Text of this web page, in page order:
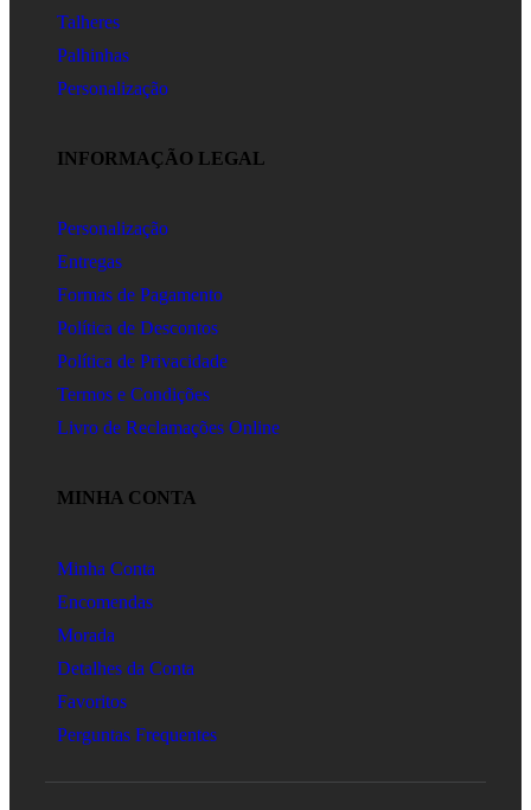
Talheres
Palhinhas
Personalização
INFORMAÇÃO LEGAL
Personalização
Entregas
Formas de Pagamento
Política de Descontos
Política de Privacidade
Termos e Condições
Livro de Reclamações Online
MINHA CONTA
Minha Conta
Encomendas
Morada
Detalhes da Conta
Favoritos
Perguntas Frequentes